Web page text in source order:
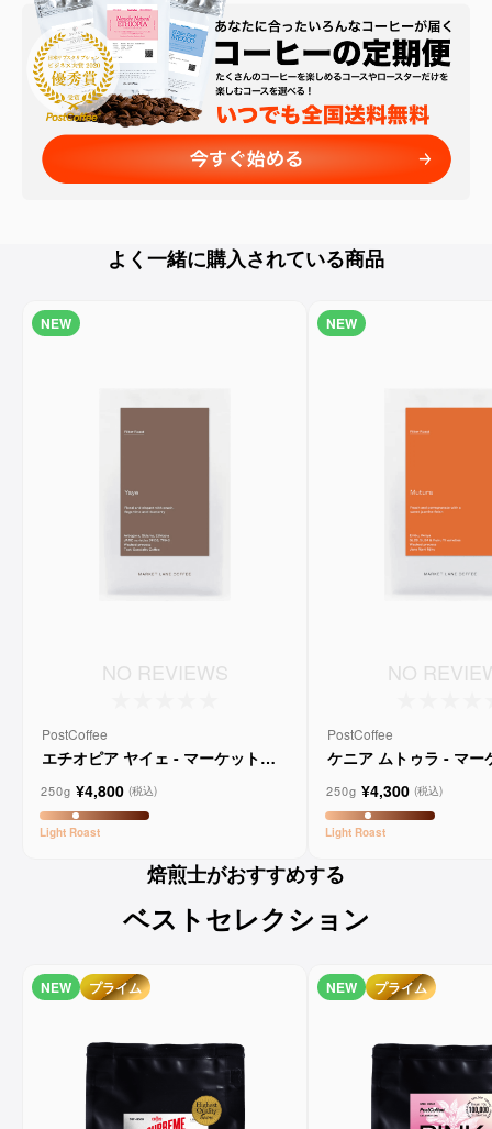
よく一緒に購入されている商品
NEW
NO REVIEWS
PostCoffee
エチオピア ヤイェ - マーケットレ
250g ¥4,800 (税込)
Light Roast
NEW
NO
PostCoffee
ケニア ムトゥラ - マー
250g ¥4,300 (税込)
Light Roast
焙煎士がおすすめする
ベストセレクション
NEW プライム NEW プライム